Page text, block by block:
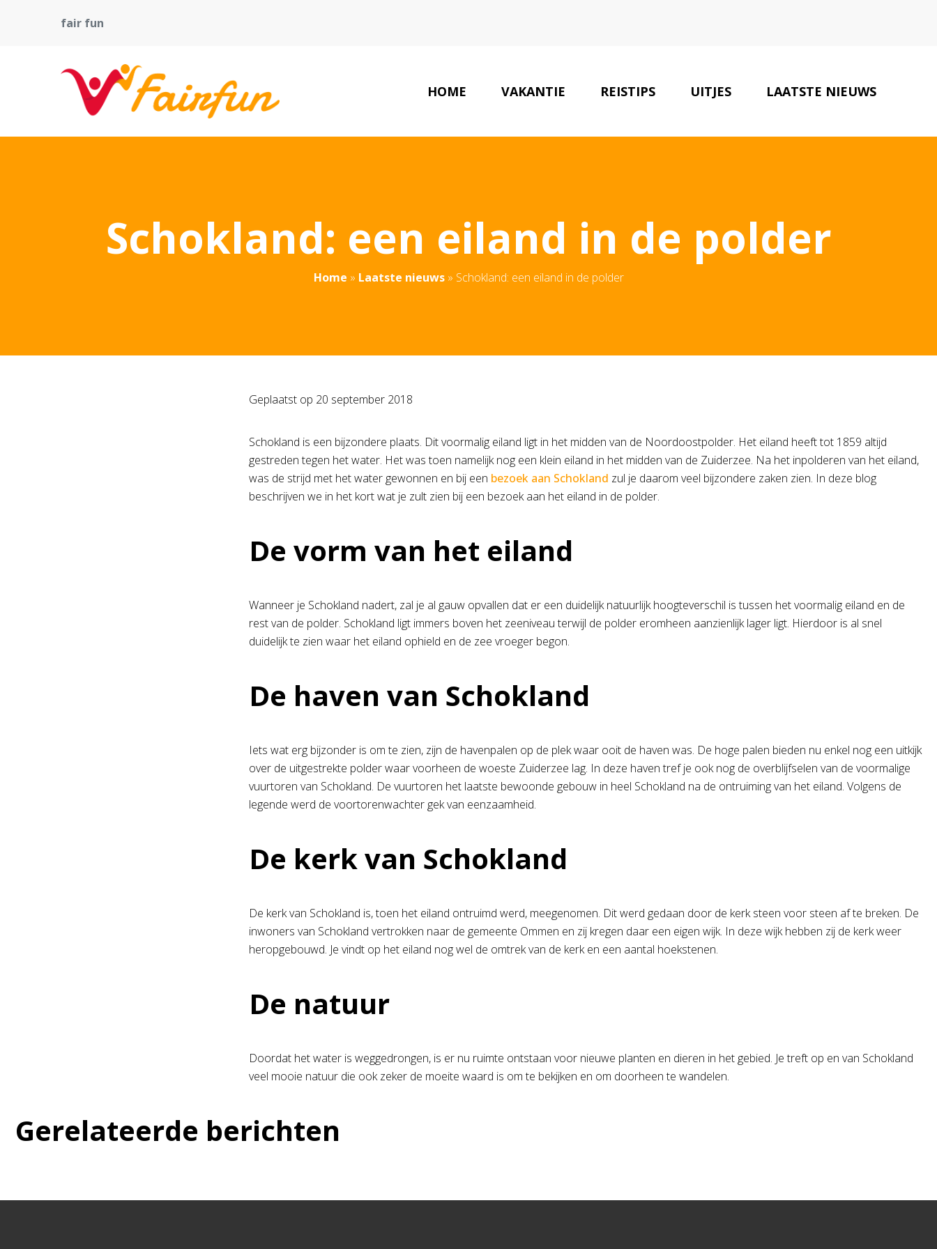
fair fun
HOME VAKANTIE REISTIPS UITJES LAATSTE NIEUWS
Schokland: een eiland in de polder
Home » Laatste nieuws» Schokland: een eiland in de polder
Geplaatst op 20 september 2018
Schokland is een bijzondere plaats. Dit voormalig eiland ligt in het midden van de Noordoostpolder. Het eiland heeft tot 1859 altijd
gestreden tegen het water. Het was toen namelijk nog een klein eiland in het midden van de Zuiderzee. Na het inpolderen van het eiland,
was de strijd met het water gewonnen en bij een bezoek aan Schokland zul je daarom veel bijzondere zaken zien. In deze blog
beschrijven we in het kort wat je zult zien bij een bezoek aan het eiland in de polder.
De vorm van het eiland
Wanneer je Schokland nadert, zal je al gauw opvallen dat er een duidelijk natuurlijk hoogteverschil is tussen het voormalig eiland en de
rest van de polder. Schokland ligt immers boven het zeeniveau terwijl de polder eromheen aanzienlijk lager ligt. Hierdoor is al snel
duidelijk te zien waar het eiland ophield en de zee vroeger begon.
De haven van Schokland
Iets wat erg bijzonder is om te zien, zijn de havenpalen op de plek waar ooit de haven was. De hoge palen bieden nu enkel nog een uitkijk
over de uitgestrekte polder waar voorheen de woeste Zuiderzee lag. In deze haven tref je ook nog de overblijfselen van de voormalige
vuurtoren van Schokland. De vuurtoren het laatste bewoonde gebouw in heel Schokland na de ontruiming van het eiland. Volgens de
legende werd de voortorenwachter gek van eenzaamheid.
De kerk van Schokland
De kerk van Schokland is, toen het eiland ontruimd werd, meegenomen. Dit werd gedaan door de kerk steen voor steen af te breken. De
inwoners van Schokland vertrokken naar de gemeente Ommen en zij kregen daar een eigen wijk. In deze wijk hebben zij de kerk weer
heropgebouwd. Je vindt op het eiland nog wel de omtrek van de kerk en een aantal hoekstenen.
De natuur
Doordat het water is weggedrongen, is er nu ruimte ontstaan voor nieuwe planten en dieren in het gebied. Je treft op en van Schokland
veel mooie natuur die ook zeker de moeite waard is om te bekijken en om doorheen te wandelen.
Gerelateerde berichten